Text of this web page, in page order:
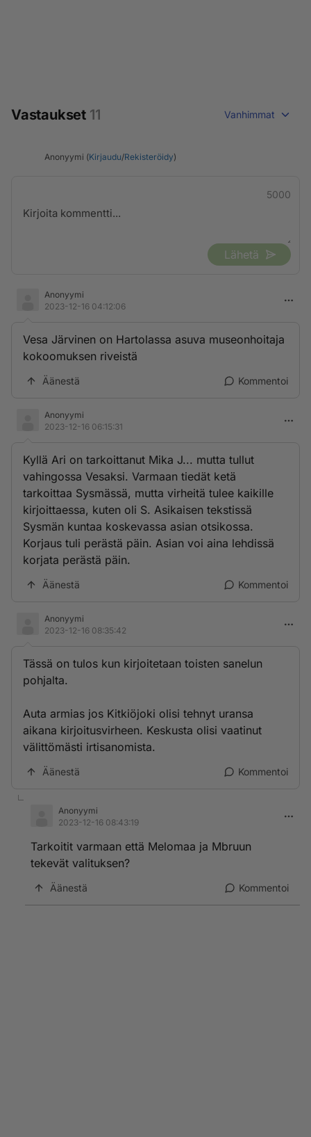
Vastaukset 11 Vanhimmat
Anonyymi (Kirjaudu/Rekisteröidy)
5000
Lähetä
Anonyymi
2023-12-16 04:12:06
Vesa Järvinen on Hartolassa asuva museonhoitaja
kokoomuksen riveistä
Äänestä Kommentoi
Anonyymi
2023-12-16 06:15:31
Kyllä Ari on tarkoittanut Mika J... mutta tullut
vahingossa Vesaksi. Varmaan tiedät ketä
tarkoittaa Sysmässä, mutta virheitä tulee kaikille
kirjoittaessa, kuten oli S. Asikaisen tekstissä
Sysmän kuntaa koskevassa asian otsikossa.
Korjaus tuli perästä päin. Asian voi aina lehdissä
korjata perästä päin.
Äänestä Kommentoi
Anonyymi
2023-12-16 08:35:42
Tässä on tulos kun kirjoitetaan toisten sanelun
pohjalta.
Auta armias jos Kitkiöjoki olisi tehnyt uransa
aikana kirjoitusvirheen. Keskusta olisi vaatinut
välittömästi irtisanomista.
Äänestä Kommentoi
Anonyymi
2023-12-16 08:43:19
Tarkoitit varmaan että Melomaa ja Mbruun
tekevät valituksen?
Äänestä Kommentoi